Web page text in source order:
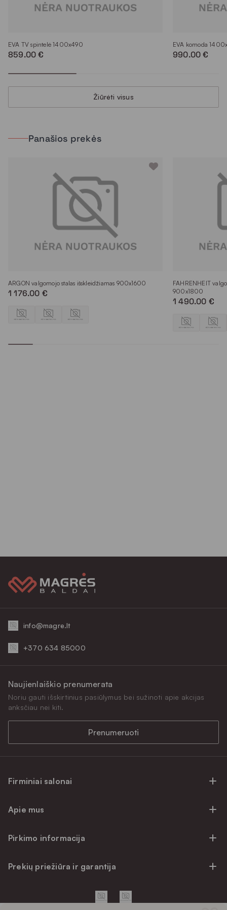
EVA TV spintelė 1400x490
859.00 €
EVA komoda
990.00 €
Žiūrėti visus
Panašios prekės
ARGON valgomojo stalas išskleidžiamas 900x1600
1 176.00 €
FAHRENHEIT
900x1800
1 490.00 €
info@magre.lt
+370 634 85000
Firminiai salonai
Firminiai salonai Klaipėdoje
Prekių atsiėmimo punktai
Apie mus
Atsiliepimai
Pirkimo informacija
Pirkimo sąlygos
Prekių priežiūra ir garantija
Baldo kokybės priežiūros vadovas
Naujienlaiškio prenumerata
Noriu gauti išskirtinius pasiūlymus bei sužinoti apie akcijas
anksčiau nei kiti.
Prenumeruoti